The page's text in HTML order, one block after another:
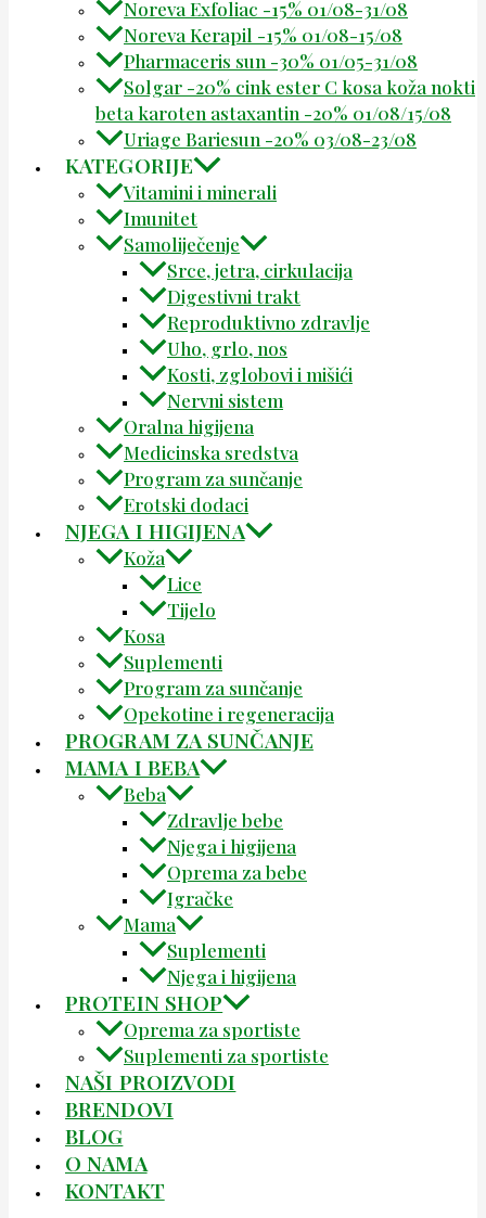
Noreva Exfoliac -15% 01/08-31/08
Noreva Kerapil -15% 01/08-15/08
Pharmaceris sun -30% 01/05-31/08
Solgar -20% cink ester C kosa koža nokti
beta karoten astaxantin -20% 01/08/15/08
Uriage Bariesun -20% 03/08-23/08
KATEGORIJE
Vitamini i minerali
Imunitet
Samoliječenje
Srce, jetra, cirkulacija
Digestivni trakt
Reproduktivno zdravlje
Uho, grlo, nos
Kosti, zglobovi i mišići
Nervni sistem
Oralna higijena
Medicinska sredstva
Program za sunčanje
Erotski dodaci
NJEGA I HIGIJENA
Koža
Lice
Tijelo
Kosa
Suplementi
Program za sunčanje
Opekotine i regeneracija
PROGRAM ZA SUNČANJE
MAMA I BEBA
Beba
Zdravlje bebe
Njega i higijena
Oprema za bebe
Igračke
Mama
Suplementi
Njega i higijena
PROTEIN SHOP
Oprema za sportiste
Suplementi za sportiste
NAŠI PROIZVODI
BRENDOVI
BLOG
O NAMA
KONTAKT